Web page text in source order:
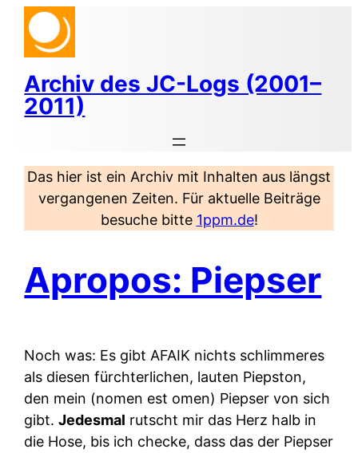
Zum
Inhalt
springen
Archiv des JC-Logs (2001–
2011)
Das hier ist ein Archiv mit Inhalten aus längst
vergangenen Zeiten. Für aktuelle Beiträge
besuche bitte 1ppm.de!
Apropos: Piepser
Noch was: Es gibt AFAIK nichts schlimmeres
als diesen fürchterlichen, lauten Piepston,
den mein (nomen est omen) Piepser von sich
gibt.Jedesmal rutscht mir das Herz halb in
die Hose, bis ich checke, dass das der Piepser